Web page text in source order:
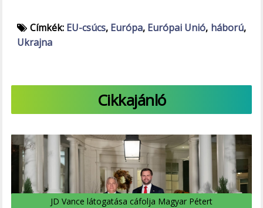
Címkék: EU-csúcs, Európa, Európai Unió, háború,
Ukrajna
Cikkajánló
JD Vance látogatása cáfolja Magyar Pétert